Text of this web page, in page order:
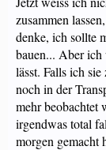
zusammen
denke, ich sollte
bauen... Aber ich
lässt. Falls ich
noch in der
mehr beobachtet
irgendwas total
morgen gemacht